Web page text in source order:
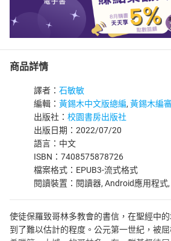
商品詳情
譯者： 石敏敏
編輯： 黃錫木中文版總編, 黃錫木編
出版社： 校園書房出版社
出版日期：2022/07/20
語言：中文
ISBN：7408575878726
檔案格式：EPUB3-流式格式
閱讀裝置：閱讀器, Android應用程式
使徒保羅致哥林多教會的書信，在聖經中
到了難以估計的程度。公元第一世紀，被